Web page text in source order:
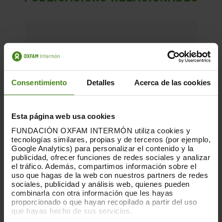
Consentimiento Detalles Acerca de las cookies
Esta página web usa cookies
FUNDACIÓN OXFAM INTERMÓN utiliza cookies y
tecnologías similares, propias y de terceros (por ejemplo,
Google Analytics) para personalizar el contenido y la
publicidad, ofrecer funciones de redes sociales y analizar
el tráfico. Además, compartimos información sobre el
uso que hagas de la web con nuestros partners de redes
sociales, publicidad y análisis web, quienes pueden
combinarla con otra información que les hayas
proporcionado o que hayan recopilado a partir del uso
que hayas hecho de sus servicios.
15.05.2025